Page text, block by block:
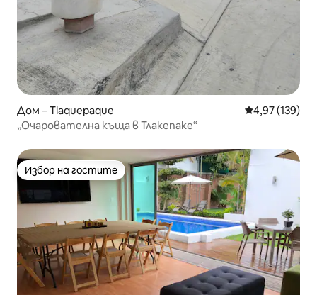
Дом – Tlaquepaque Средна
4,97 (139)
„Очарователна къща в Тлакепаке“
Избор на гостите
Избор на гостите